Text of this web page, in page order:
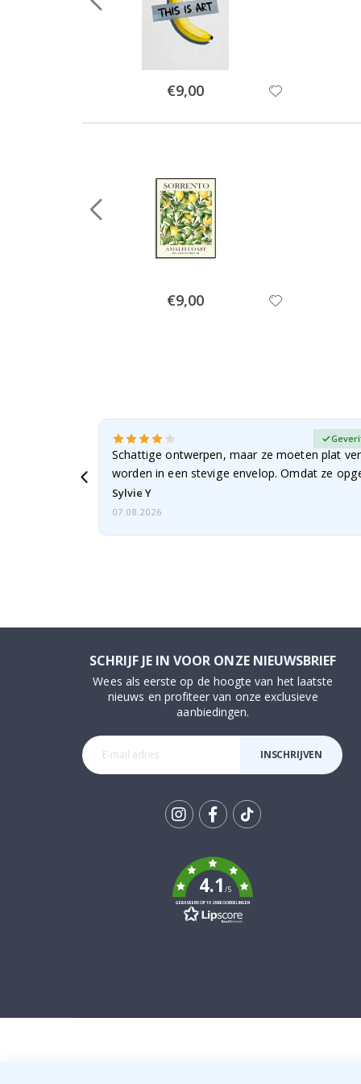
Special
Price
€9,00
Special
Price
€9,00
Schattige ontwerpen, maar ze moeten plat
worden in een stevige envelop. Omdat ze
beetje…
Sylvie Y
07.08.2026
SCHRIJF JE IN VOOR ONZE NIEUWSBRIEF
Wees als eerste op de hoogte van het laatste
nieuws en profiteer van onze exclusieve
aanbiedingen.
INSCHRIJVEN
k
4.1/5
GEBASEERD OP 1029 BEOORDELINGEN